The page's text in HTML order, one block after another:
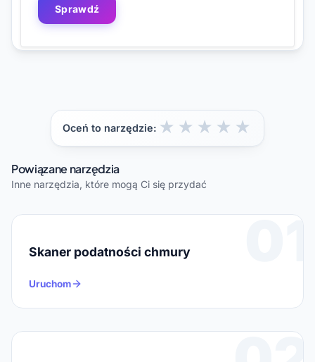
Sprawdź
Oceń to narzędzie: ★
★
★
★
★
Powiązane narzędzia
Inne narzędzia, które mogą Ci się przydać
01
Skaner podatności chmury
Uruchom